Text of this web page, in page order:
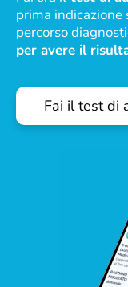
prima
percorso
per avere il
Fai il test di